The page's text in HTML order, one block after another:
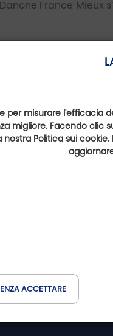
per misurare l'efficacia
migliore. Facendo clic
nostra Politica sui
ACCETTARE
France